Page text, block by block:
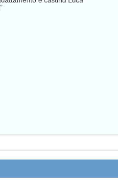
ScimmieQuesto il soprannome di